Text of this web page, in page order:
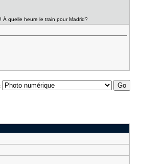
À quelle heure le train pour Madrid?